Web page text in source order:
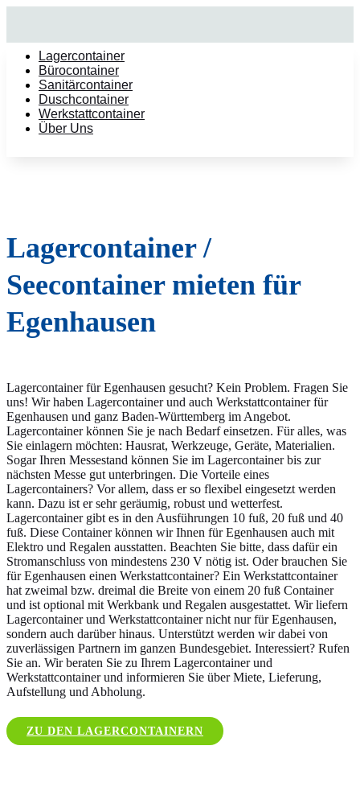
Lagercontainer
Bürocontainer
Sanitärcontainer
Duschcontainer
Werkstattcontainer
Über Uns
Lagercontainer /
Seecontainer mieten für
Egenhausen
Lagercontainer für Egenhausen gesucht? Kein Problem. Fragen Sie
uns! Wir haben Lagercontainer und auch Werkstattcontainer für
Egenhausen und ganz Baden-Württemberg im Angebot.
Lagercontainer können Sie je nach Bedarf einsetzen. Für alles, was
Sie einlagern möchten: Hausrat, Werkzeuge, Geräte, Materialien.
Sogar Ihren Messestand können Sie im Lagercontainer bis zur
nächsten Messe gut unterbringen. Die Vorteile eines
Lagercontainers? Vor allem, dass er so flexibel eingesetzt werden
kann. Dazu ist er sehr geräumig, robust und wetterfest.
Lagercontainer gibt es in den Ausführungen 10 fuß, 20 fuß und 40
fuß. Diese Container können wir Ihnen für Egenhausen auch mit
Elektro und Regalen ausstatten. Beachten Sie bitte, dass dafür ein
Stromanschluss von mindestens 230 V nötig ist. Oder brauchen Sie
für Egenhausen einen Werkstattcontainer? Ein Werkstattcontainer
hat zweimal bzw. dreimal die Breite von einem 20 fuß Container
und ist optional mit Werkbank und Regalen ausgestattet. Wir liefern
Lagercontainer und Werkstattcontainer nicht nur für Egenhausen,
sondern auch darüber hinaus. Unterstützt werden wir dabei von
zuverlässigen Partnern im ganzen Bundesgebiet. Interessiert? Rufen
Sie an. Wir beraten Sie zu Ihrem Lagercontainer und
Werkstattcontainer und informieren Sie über Miete, Lieferung,
Aufstellung und Abholung.
ZU DEN LAGERCONTAINERN